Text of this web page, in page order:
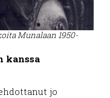
Munalaan 1950-
kanssa
jo